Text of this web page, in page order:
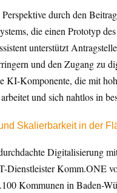
durch den
die einen Prototyp
unterstützt
und den Zugang zu
KI-Komponente, die mit
und sich nahtlos in
Skalierbarkeit in der
Digitalisierung
Dienstleister Komm.ONE
Kommunen in Baden-